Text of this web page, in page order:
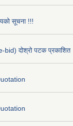
सूचना !!!
दोश्रो पटक प्रकाशित